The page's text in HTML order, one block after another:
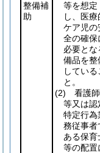
整備補
助
等を想定
し、医療
ケア児の
全の確保
必要とな
備品を整
している
と。
(2) 看護師
等又は認
特定行為
務従事者
ある保育
等の配置